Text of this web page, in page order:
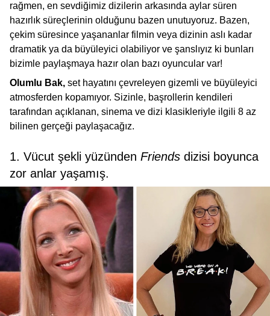
rağmen, en sevdiğimiz dizilerin arkasında aylar süren
hazırlık süreçlerinin olduğunu bazen unutuyoruz. Bazen,
çekim süresince yaşananlar filmin veya dizinin aslı kadar
dramatik ya da büyüleyici olabiliyor ve şanslıyız ki bunları
bizimle paylaşmaya hazır olan bazı oyuncular var!
Olumlu Bak, set hayatını çevreleyen gizemli ve büyüleyici
atmosferden kopamıyor. Sizinle, başrollerin kendileri
tarafından açıklanan, sinema ve dizi klasikleriyle ilgili 8 az
bilinen gerçeği paylaşacağız.
1. Vücut şekli yüzünden Friends dizisi boyunca
zor anlar yaşamış.